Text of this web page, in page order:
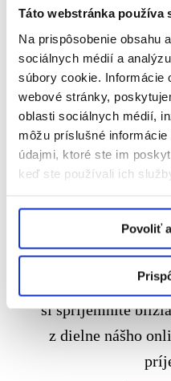
Táto webstránka používa
Na prispôsobenie obsahu
sociálnych médií a
súbory cookie. Informácie
webové stránky,
oblasti sociálnych médií,
môžu príslušné
údajmi, ktoré ste im
keď ste používali ich
Povoliť
7th
Novinky zo
Aj keď letné
nami, zo Zenithu
horúcich noviniek z
si spríjemníte
z dielne nášho